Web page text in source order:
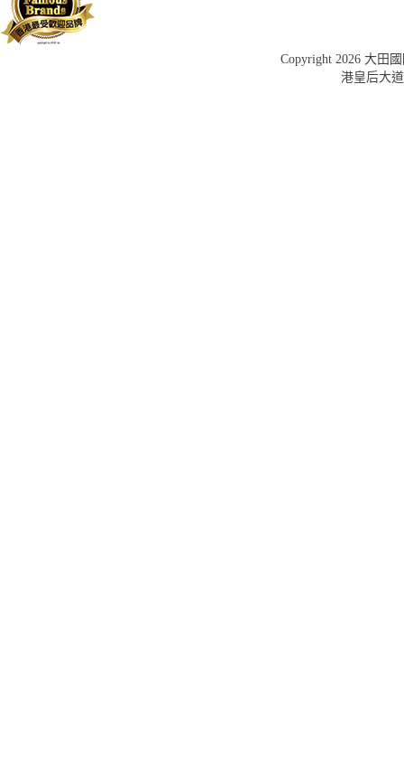
Copyright 2026 大田
港皇后大